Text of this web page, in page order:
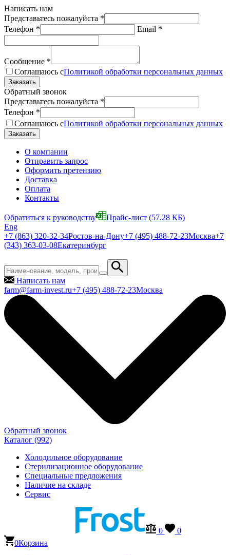
Написать нам
Представьтесь пожалуйста *
Телефон * Email *
Сообщение *
Соглашаюсь сПолитикой обработки персональных данных
Обратный звонок
Представьтесь пожалуйста *
Телефон *
Соглашаюсь сПолитикой обработки персональных данных
О компании
Отправить запрос
Оформить претензию
Доставка
Оплата
Контакты
Обратиться к руководству Прайс-лист (57.28 КБ)
Eng
+7 (863) 320-32-34Ростов-на-Дону+7 (495) 488-72-23Москва+7
(343) 363-03-08Екатеринбург
Написать нам
farm@farm-invest.ru+7 (495) 488-72-23Москва
Обратный звонок
Каталог (992)
Холодильное оборудование
Стерилизационное оборудование
Специальные предложения
Наличие на складе
Сервис
0
0
0Корзина